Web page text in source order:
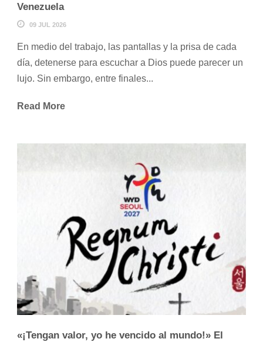
Venezuela
09 JUL 2026
En medio del trabajo, las pantallas y la prisa de cada
día, detenerse para escuchar a Dios puede parecer un
lujo. Sin embargo, entre finales...
Read More
«¡Tengan valor, yo he vencido al mundo!» El